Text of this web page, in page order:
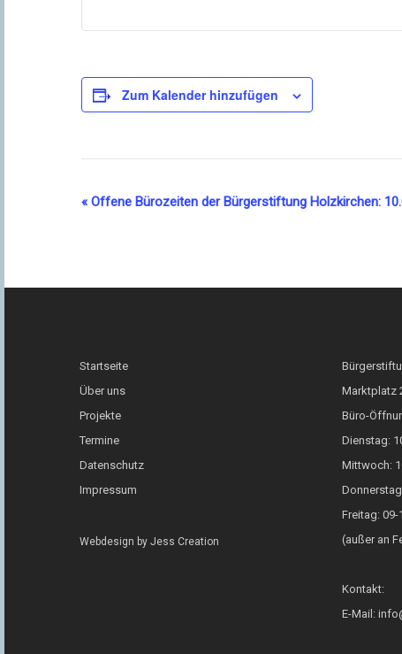
Zum Kalender hinzufügen
Veranstaltung-
« Offene Bürozeiten der Bürgerstiftung Holzkirchen:
Startseite
Über uns
Projekte
Termine
Datenschutz
Impressum
Webdesign by Jess Creation
Marktplatz
Büro-
Dienstag:
Mittwoch:
Freitag: 09-
(außer an
Kontakt:
E-Mail: